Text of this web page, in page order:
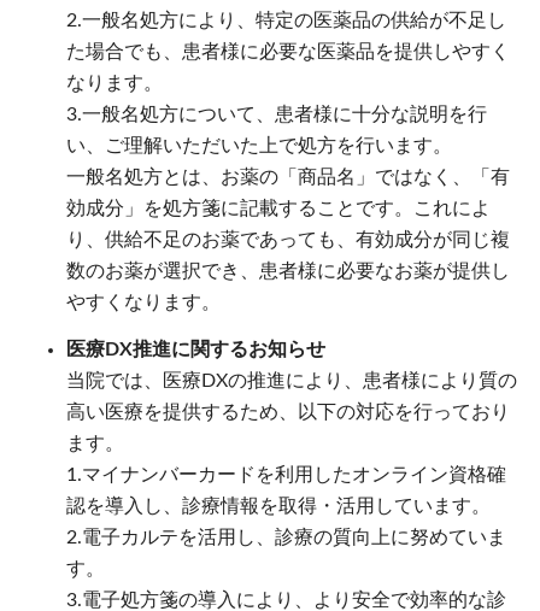
2.一般名処方により、特定の医薬品の供給が不足し
た場合でも、患者様に必要な医薬品を提供しやすく
なります。
3.一般名処方について、患者様に十分な説明を行
い、ご理解いただいた上で処方を行います。
一般名処方とは、お薬の「商品名」ではなく、「有
効成分」を処方箋に記載することです。これによ
り、供給不足のお薬であっても、有効成分が同じ複
数のお薬が選択でき、患者様に必要なお薬が提供し
やすくなります。
医療DX推進に関するお知らせ
当院では、医療DXの推進により、患者様により質の
高い医療を提供するため、以下の対応を行っており
ます。
1.マイナンバーカードを利用したオンライン資格確
認を導入し、診療情報を取得・活用しています。
2.電子カルテを活用し、診療の質向上に努めていま
す。
3.電子処方箋の導入により、より安全で効率的な診